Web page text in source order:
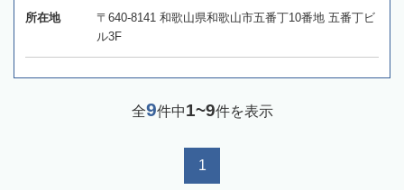
所在地
〒640-8141 和歌山県和歌山市五番丁10番地 五番丁ビ
ル3F
全9件中1~9件を表示
1